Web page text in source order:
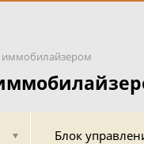
иммобилайзером
Блок